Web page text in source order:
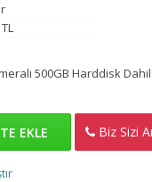
500GB Harddisk
EKLE Biz Sizi